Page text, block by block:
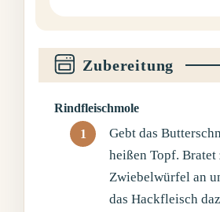
Zubereitung
Rindfleischmole
Gebt das
heißen Topf. Bratet
Zwiebelwürfel an
das Hackfleisch